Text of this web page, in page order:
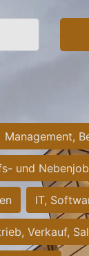
Management,
und
IT,
Verkauf,